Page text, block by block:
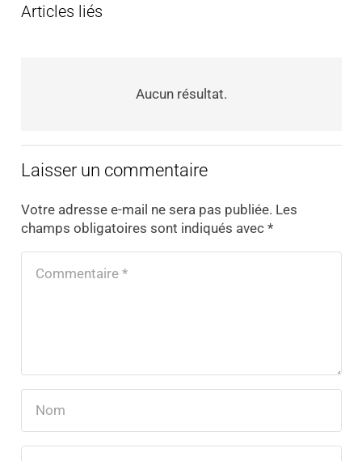
Articles liés
Aucun résultat.
Laisser un commentaire
Votre adresse e-mail ne sera pas publiée. Les
champs obligatoires sont indiqués avec *